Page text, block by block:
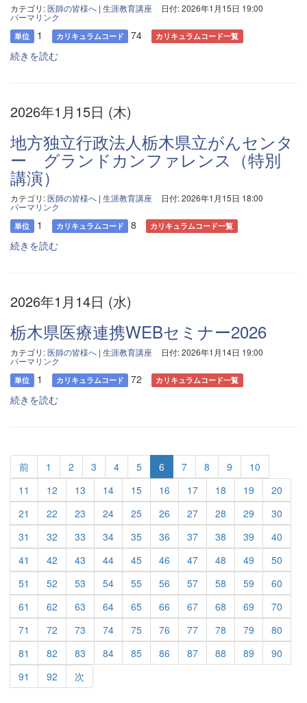
カテゴリ:医師の皆様へ | 生涯教育講座 日付: 2026年1月15日 19:00
パーマリンク
単位 1 カリキュラムコード 74 カリキュラムコード一覧
続きを読む
2026年1月15日 (木)
地方独立行政法人栃木県立がんセンタ
ー グランドカンファレンス（特別
講演）
カテゴリ:医師の皆様へ | 生涯教育講座 日付: 2026年1月15日 18:00
パーマリンク
単位 1 カリキュラムコード 8 カリキュラムコード一覧
続きを読む
2026年1月14日 (水)
栃木県医療連携WEBセミナー2026
カテゴリ:医師の皆様へ | 生涯教育講座 日付: 2026年1月14日 19:00
パーマリンク
単位 1 カリキュラムコード 72 カリキュラムコード一覧
続きを読む
前 1 2 3 4 5 6 7 8 9
10
11
12 13 14 15 16 17 18 19
20
21
22 23 24 25 26 27 28 29
30
31
32 33 34 35 36 37 38 39
40
41
42 43 44 45 46 47 48 49
50
51
52 53 54 55 56 57 58 59
60
61
62 63 64 65 66 67 68 69
70
71
72 73 74 75 76 77 78 79
80
81
82 83 84 85 86 87 88 89
90
91
92 次